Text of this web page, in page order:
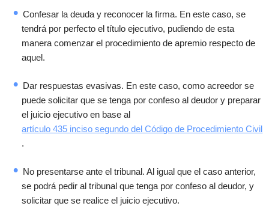
Confesar la deuda y reconocer la firma. En este caso, se
tendrá por perfecto el título ejecutivo, pudiendo de esta
manera comenzar el procedimiento de apremio respecto de
aquel.
Dar respuestas evasivas. En este caso, como acreedor se
puede solicitar que se tenga por confeso al deudor y preparar
el juicio ejecutivo en base al
artículo 435 inciso segundo del Código de Procedimiento Civil
.
No presentarse ante el tribunal. Al igual que el caso anterior,
se podrá pedir al tribunal que tenga por confeso al deudor, y
solicitar que se realice el juicio ejecutivo.